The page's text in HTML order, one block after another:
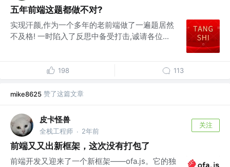
五年前端这题都做不对?
实现汗颜,作为一个多年的老前端做了一遍题居然
不及格! 一时陷入了反思中备受打击,诚请各位...
198 113
mike8625 赞了这篇文章
皮卡怪兽
全栈工程师 · 2年前
关注
前端又又出新框架，这次没有打包了
前端开发又迎来了一个新框架——ofa.js。它的独